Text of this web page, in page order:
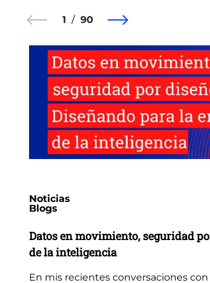
1 90
Noticias
Blogs
Datos en movimiento, seguridad
de la inteligencia
En mis recientes conversaciones